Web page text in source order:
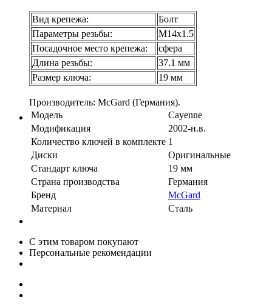
Вид крепежа:
Болт
Параметры резьбы:
М14х1.5
Посадочное место крепежа:
сфера
Длина резьбы:
37.1 мм
Размер ключа:
19 мм
Производитель: McGard (Германия).
Модель
Cayenne
Модификация
2002-н.в.
Количество ключей в комплекте 1
Диски
Оригинальные
Стандарт ключа
19 мм
Страна производства
Германия
Бренд
McGard
Материал
Сталь
С этим товаром покупают
Персональные рекомендации